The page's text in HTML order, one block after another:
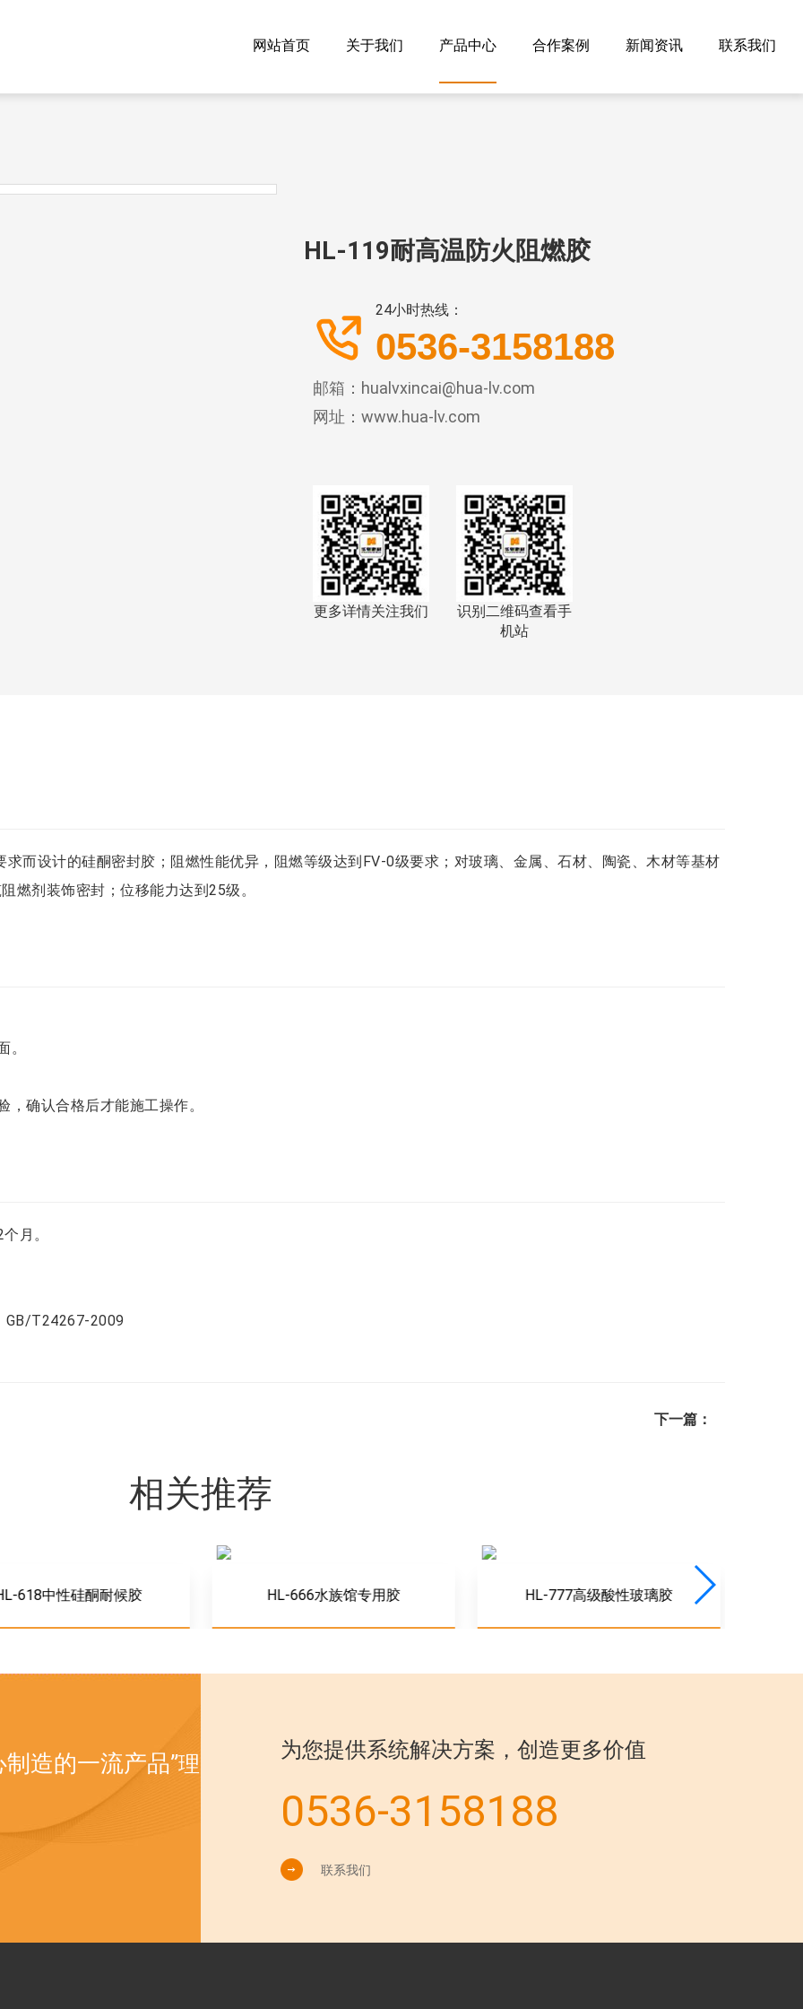
网站首页 关于我们 产品中心 合作案例 新闻资讯 联系我们
HL-119耐高温防火阻燃胶
24小时热线：
0536-3158188
邮箱：hualvxincai@hua-lv.com
网址：www.hua-lv.com
更多详情关注我们
识别二维码查看手
机站
而设计的硅酮密封胶；阻燃性能优异，阻燃等级达到FV-0级要求；对玻璃、金属、石材、陶瓷、木材等基材
燃剂装饰密封；位移能力达到25级。
。
确认合格后才能施工操作。
月。
GB/T24267-2009
下一篇：
相关推荐
HL-666水族馆专用胶 HL-777高级酸性玻璃胶 HL-888大板玻璃专用胶
造的一流产品”理
为您提供系统解决方案，创造更多价值
0536-3158188
联系我们